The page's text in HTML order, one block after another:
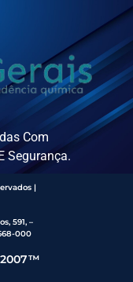
Com
Segurança.
|
591, –
000
2007™